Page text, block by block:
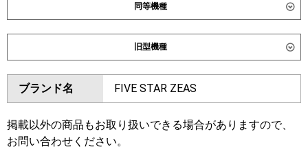
同等機種
ダイキン SSRV56DT
東芝 GFXA05613BU
三菱電機 PSZ-ZRMP56K6
日立 RPV-GP56RGH5
三菱重工
旧型機種
ダイキン SSRV56CT SSRV56BYT
SSRV56BJT SSRV56BFT
東芝 RFXA05633BU
三菱電機 PSZ-ZRMP56K5
ブランド名 FIVE STAR ZEAS
掲載以外の商品もお取り扱いできる場合がありますので、
お問い合わせください。